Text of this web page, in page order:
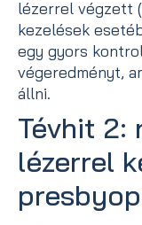
lézerrel végzett
kezelések
egy gyors
végeredményt,
állni.
Tévhit 2:
lézerrel